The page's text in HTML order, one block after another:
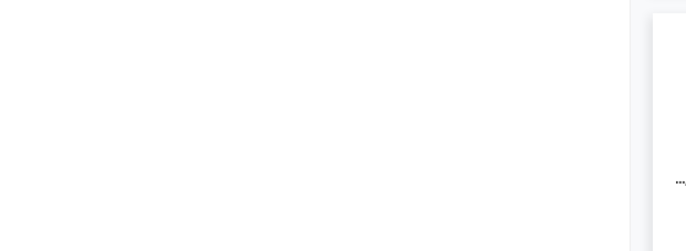
بخ ولاز فیز 2 - مانک بلاک بوچ ایگزیکٹو ولاز - فیز 2,بش ایگزیکٹو ولاز,ملتان میں 4 مرلہ رہائشی پلاٹ 74.0 لاکھ میں برائے فروخت۔